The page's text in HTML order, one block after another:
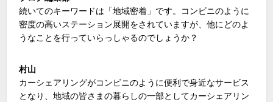
続いてのキーワードは「地域密着」です。コンビニのように
密度の高いステーション展開をされていますが、他にどのよ
うなことを行っていらっしゃるのでしょうか？
村山
カーシェアリングがコンビニのように便利で身近なサービス
となり、地域の皆さまの暮らしの一部としてカーシェアリン